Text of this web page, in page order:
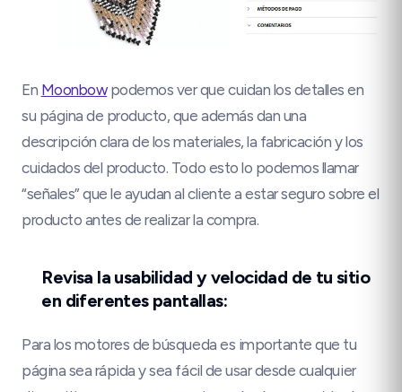
En Moonbowpodemos ver que cuidan los detalles en
su página de producto, que además dan una
descripción clara de los materiales, la fabricación y los
cuidados del producto. Todo esto lo podemos llamar
“señales” que le ayudan al cliente a estar seguro sobre el
producto antes de realizar la compra.
Revisa la usabilidad y velocidad de tu sitio
en diferentes pantallas:
Para los motores de búsqueda es importante que tu
página sea rápida y sea fácil de usar desde cualquier